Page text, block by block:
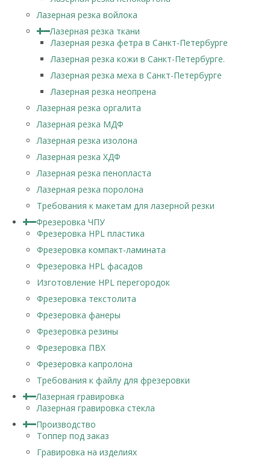
Лазерная резка войлока
Лазерная резка ткани
Лазерная резка фетра в Санкт-Петербурге
Лазерная резка кожи в Санкт-Петербурге.
Лазерная резка меха в Санкт-Петербурге
Лазерная резка неопрена
Лазерная резка оргалита
Лазерная резка МДФ
Лазерная резка изолона
Лазерная резка ХДФ
Лазерная резка пенопласта
Лазерная резка поролона
Требования к макетам для лазерной резки
Фрезеровка ЧПУ
Фрезеровка HPL пластика
Фрезеровка компакт-ламината
Фрезеровка HPL фасадов
Изготовление HPL перегородок
Фрезеровка текстолита
Фрезеровка фанеры
Фрезеровка резины
Фрезеровка ПВХ
Фрезеровка капролона
Требования к файлу для фрезеровки
Лазерная гравировка
Лазерная гравировка стекла
Производство
Топпер под заказ
Гравировка на изделиях